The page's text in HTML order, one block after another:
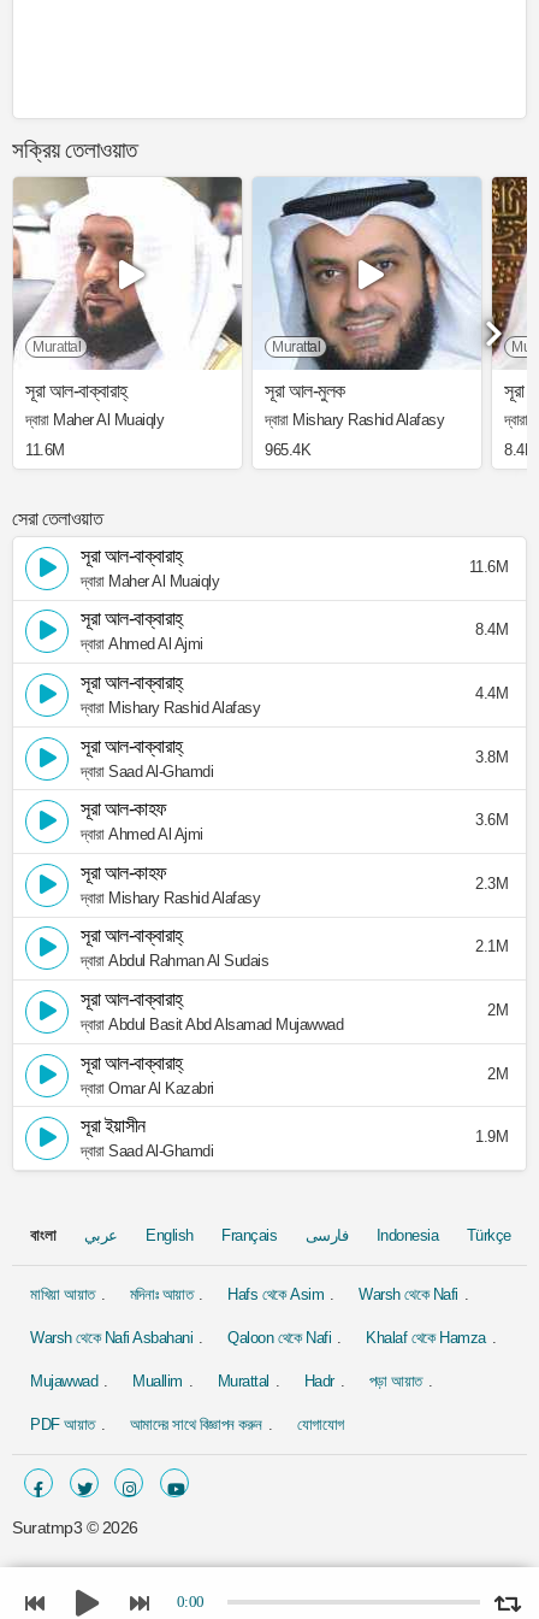
সক্রিয় তেলাওয়াত
Murattal
সূরা আল-বাক্বারাহ্
দ্বারা Maher Al Muaiqly
11.6M
Murattal
সূরা আল-মুলক
দ্বারা Mishary Rashid Alafasy
965.4K
সূরা
8.4M
সেরা তেলাওয়াত
সূরা আল-বাক্বারাহ্
দ্বারা Maher Al Muaiqly
11.6M
সূরা আল-বাক্বারাহ্
দ্বারা Ahmed Al Ajmi
8.4M
সূরা আল-বাক্বারাহ্
দ্বারা Mishary Rashid Alafasy
4.4M
সূরা আল-বাক্বারাহ্
দ্বারা Saad Al-Ghamdi
3.8M
সূরা আল-কাহফ
দ্বারা Ahmed Al Ajmi
3.6M
সূরা আল-কাহফ
দ্বারা Mishary Rashid Alafasy
2.3M
সূরা আল-বাক্বারাহ্
দ্বারা Abdul Rahman Al Sudais
2.1M
সূরা আল-বাক্বারাহ্
দ্বারা Abdul Basit Abd Alsamad Mujawwad
2M
সূরা আল-বাক্বারাহ্
দ্বারা Omar Al Kazabri
2M
সূরা ইয়াসীন
দ্বারা Saad Al-Ghamdi
1.9M
বাংলা عربي English Français فارسی Indonesia Türkçe
মাখিয়া আয়াত মদিনাঃ আয়াত Hafs থেকে Asim Warsh থেকে Nafi
Warsh থেকে Nafi Asbahani Qaloon থেকে Nafi Khalaf থেকে Hamza
Mujawwad Muallim Murattal Hadr পড়া আয়াত
PDF আয়াত আমাদের সাথে বিজ্ঞাপন করুন যোগাযোগ
Suratmp3 © 2026
0:00